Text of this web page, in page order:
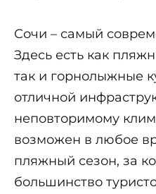
Сочи – самый
Здесь есть как
так и горнолыжные
отличной
неповторимому
возможен в любое
пляжный сезон, за
большинство